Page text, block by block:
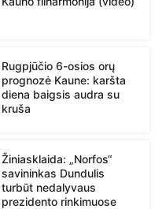
Rugpjūčio 6-osios orų
prognozė Kaune: karšta
diena baigsis audra su
kruša
Žiniasklaida: „Norfos“
savininkas Dundulis
turbūt nedalyvaus
prezidento rinkimuose